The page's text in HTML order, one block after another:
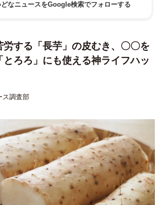
どなニュースをGoogle検索でフォローする
労する「長芋」の皮むき、〇〇を
ろろ」にも使える神ライフハッ
ス調査部